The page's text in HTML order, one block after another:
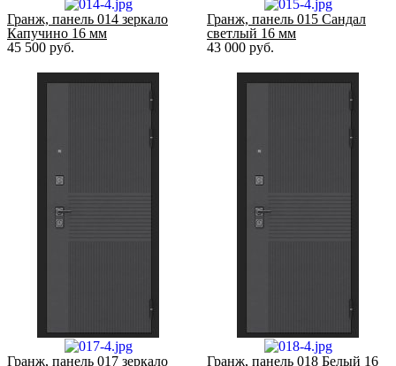
Гранж, панель 014 зеркало
Капучино 16 мм
45 500 руб.
Гранж, панель 015 Сандал
светлый 16 мм
43 000 руб.
Гранж, панель 017 зеркало Гранж, панель 018 Белый 16